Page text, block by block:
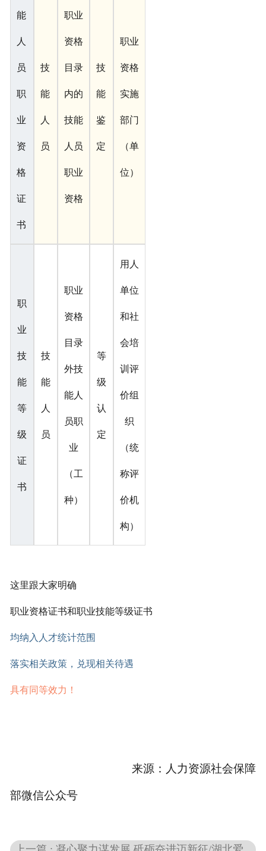
能
人
员
职
业
资
格
证
书
技
能
人
员
职业
资格
目录
内的
技能
人员
职业
资格
技
能
鉴
定
职业
资格
实施
部门
（单
位）
职
业
技
能
等
级
证
书
技
能
人
员
职业
资格
目录
外技
能人
员职
业
（工
种）
等
级
认
定
用人
单位
和社
会培
训评
价组
织
（统
称评
价机
构）
这里跟大家明确
职业资格证书和职业技能等级证书
均纳入人才统计范围
落实相关政策，兑现相关待遇
具有同等效力！
来源：人力资源社会保障
部微信公众号